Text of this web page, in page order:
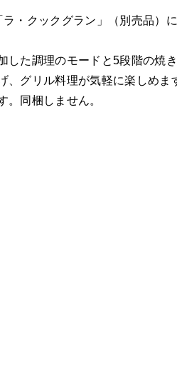
・クックグラン」（別売品）
した調理のモードと5段階の焼
グリル料理が気軽に楽しめま
同梱しません。